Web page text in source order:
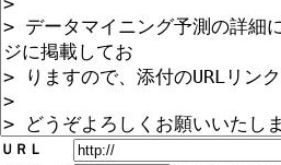
ＵＲＬ